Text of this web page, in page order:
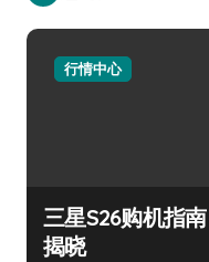
行情中心
三星S26购机指
揭晓